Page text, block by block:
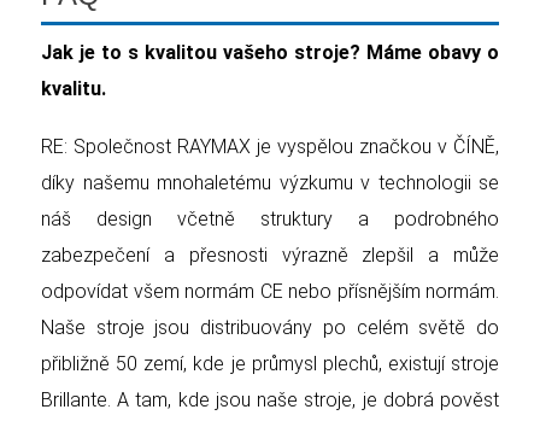
Jak je to s kvalitou vašeho stroje? Máme obavy o
kvalitu.
RE: Společnost RAYMAX je vyspělou značkou v ČÍNĚ,
díky našemu mnohaletému výzkumu v technologii se
náš design včetně struktury a podrobného
zabezpečení a přesnosti výrazně zlepšil a může
odpovídat všem normám CE nebo přísnějším normám.
Naše stroje jsou distribuovány po celém světě do
přibližně 50 zemí, kde je průmysl plechů, existují stroje
Brillante. A tam, kde jsou naše stroje, je dobrá pověst